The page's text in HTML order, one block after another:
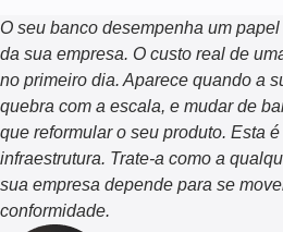
O seu banco desempenha um
da sua empresa. O custo real de
no primeiro dia. Aparece quando a
quebra com a escala, e mudar de
que reformular o seu produto. Esta
infraestrutura. Trate-a como a
sua empresa depende para se
conformidade.